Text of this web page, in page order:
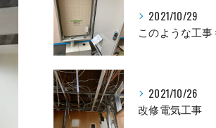
2021/10/29
2021/10/26
改修電気工事